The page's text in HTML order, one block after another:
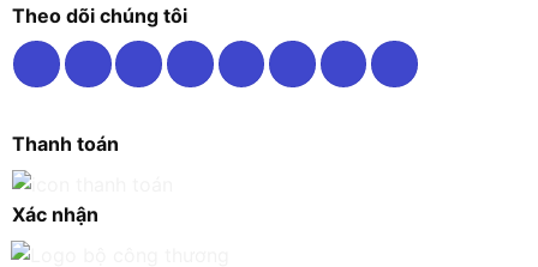
Theo dõi chúng tôi
Thanh toán
Xác nhận